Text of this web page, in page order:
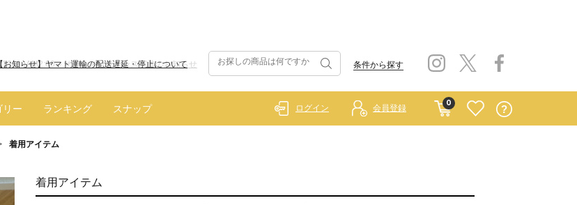
13(木)AM2:00～サイトメンテナンス実施のお知らせ
お知らせ】ヤマト運輸の配送遅延・停止について 条件から探す
リー ランキング スナップ
0
ログイン 会員登録
着用アイテム
着用アイテム